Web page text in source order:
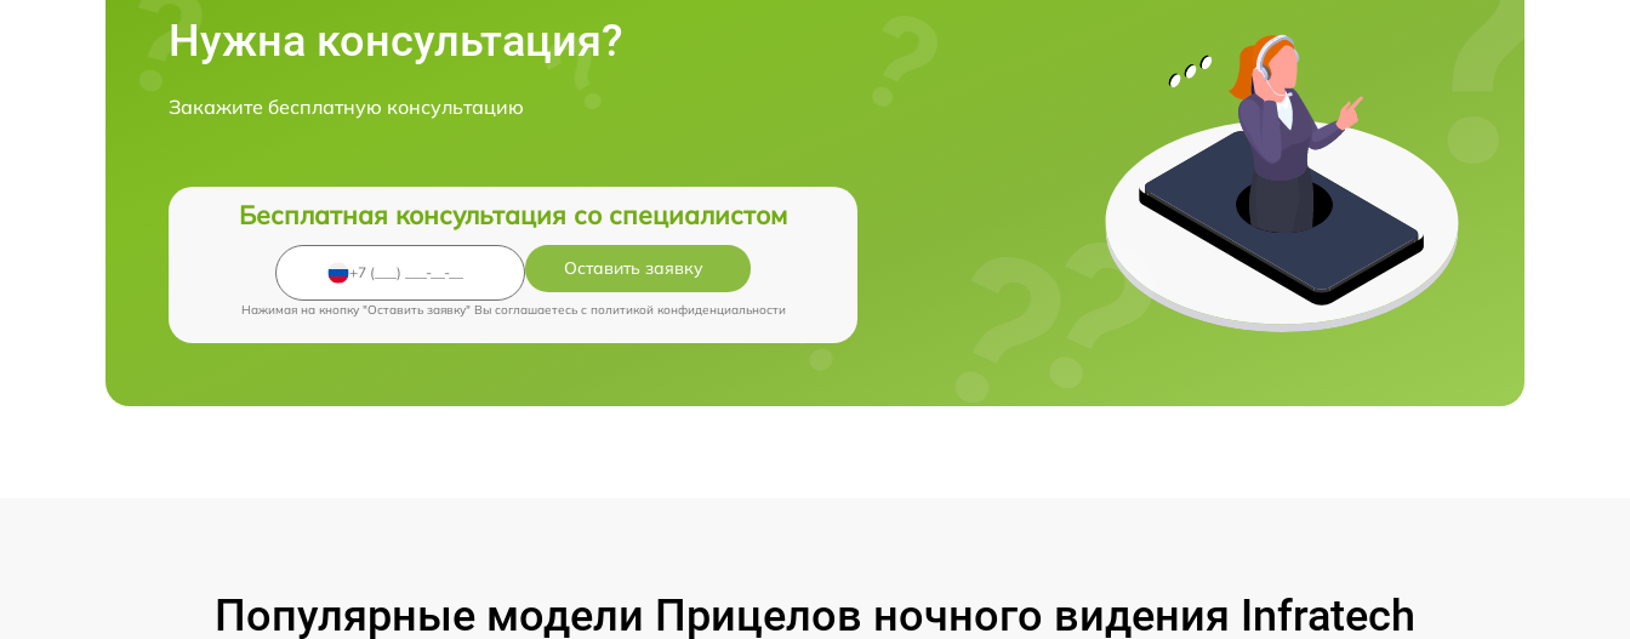
Нужна консультация?
Закажите бесплатную консультацию
Бесплатная консультация со специалистом
Оставить заявку
Нажимая на кнопку "Оставить заявку" Вы соглашаетесь c политикой конфиденциальности
Популярные модели Прицелов ночного видения Infratech